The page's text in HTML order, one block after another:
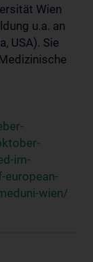
Wien
u.a. an
USA). Sie
im-
european-
wien/